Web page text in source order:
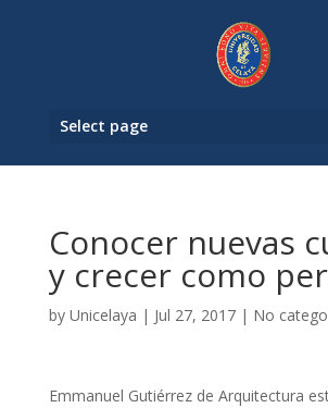
Select page
Conocer nuevas
y crecer como
by Unicelaya | Jul 27, 2017| No
Emmanuel Gutiérrez de Arquitectura